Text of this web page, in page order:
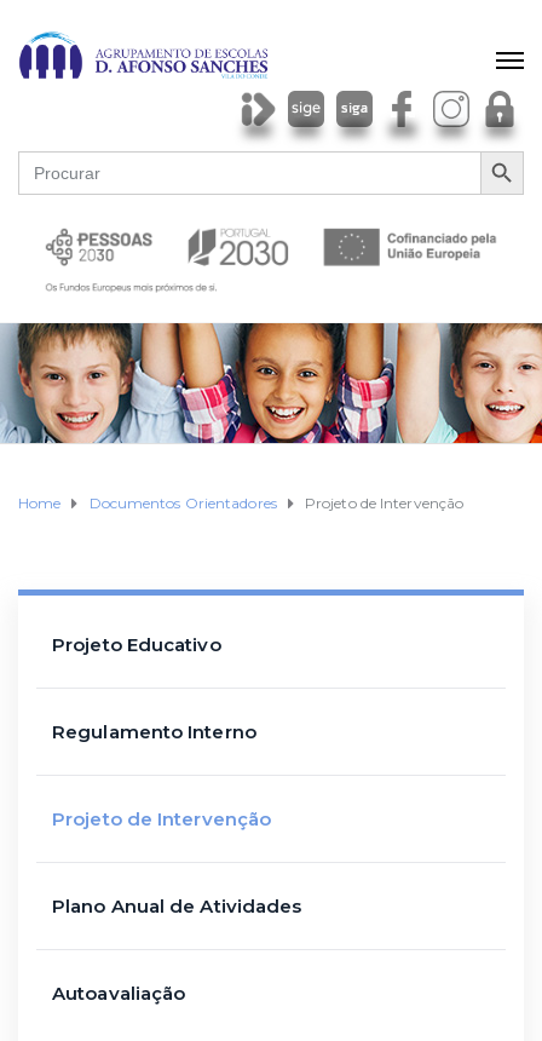
Search
for:
SEARCH
Home Documentos Orientadores Projeto de Intervenção
Projeto Educativo
Regulamento Interno
Projeto de Intervenção
Plano Anual de Atividades
Autoavaliação